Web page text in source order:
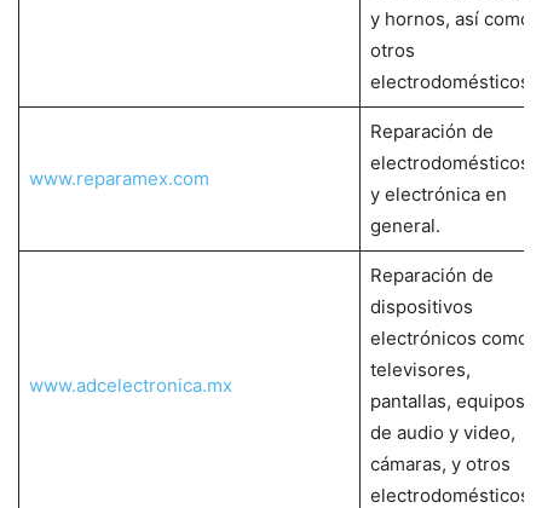
y hornos, así como
otros
electrodomésticos.
www.reparamex.com
Reparación de
electrodomésticos
y electrónica en
general.
www.adcelectronica.mx
Reparación de
dispositivos
electrónicos como
televisores,
pantallas, equipos
de audio y video,
cámaras, y otros
electrodomésticos.